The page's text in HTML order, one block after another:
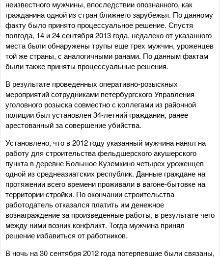
неизвестного мужчины, впоследствии опознанного, как
гражданина одной из стран ближнего зарубежья. По данному
факту было принято процессуальное решение. Спустя
полгода, 14 и 24 сентября 2013 года, недалеко от указанного
места были обнаружены трупы еще трех мужчин, уроженцев
той же страны, с аналогичными ранами. По данным фактам
были также приняты процессуальные решения.
В результате проведенных оперативно-розыскных
мероприятий сотрудниками петербургского Управления
уголовного розыска совместно с коллегами из районной
полиции был установлен 34-летний гражданин, ранее
арестованный за совершение убийства.
Установлено, что в 2012 году указанный мужчина нанял на
работу для строительства фельдшерского акушерского
пункта в деревне Большое Куземкино четырех уроженцев
одной из среднеазиатских республик. Данные граждане на
протяжении всего времени проживали в вагоне-бытовке на
территории стройки. По окончании строительства
работодатель отказался платить им денежное
вознаграждение за произведенные работы, в результате чего
между ними возник конфликт. Тогда мужчина принял
решение избавиться от работников.
В ночь на 30 сентября 2012 года потерпевшие были связаны,